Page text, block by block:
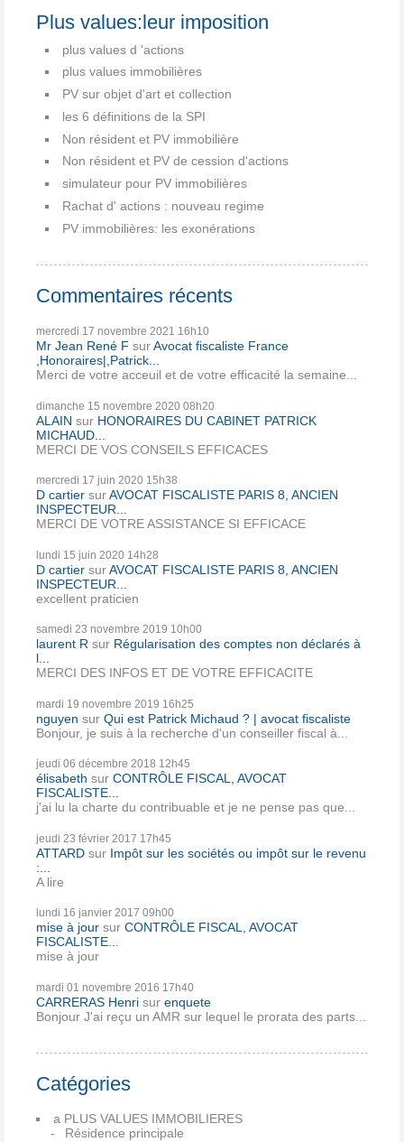
Plus values:leur imposition
plus values d 'actions
plus values immobilières
PV sur objet d'art et collection
les 6 définitions de la SPI
Non résident et PV immobilière
Non résident et PV de cession d'actions
simulateur pour PV immobilières
Rachat d' actions : nouveau regime
PV immobilières: les exonérations
Commentaires récents
mercredi 17 novembre 2021 16h10
Mr Jean René F surAvocat fiscaliste France
,Honoraires|,Patrick...
Merci de votre acceuil et de votre efficacité la semaine...
dimanche 15 novembre 2020 08h20
ALAIN sur HONORAIRES DU CABINET PATRICK
MICHAUD...
MERCI DE VOS CONSEILS EFFICACES
mercredi 17 juin 2020 15h38
D cartier surAVOCAT FISCALISTE PARIS 8, ANCIEN
INSPECTEUR...
MERCI DE VOTRE ASSISTANCE SI EFFICACE
lundi 15 juin 2020 14h28
D cartier surAVOCAT FISCALISTE PARIS 8, ANCIEN
INSPECTEUR...
excellent praticien
samedi 23 novembre 2019 10h00
laurent R sur Régularisation des comptes non déclarés à
l...
MERCI DES INFOS ET DE VOTRE EFFICACITE
mardi 19 novembre 2019 16h25
nguyen sur Qui est Patrick Michaud ? | avocat fiscaliste
Bonjour, je suis à la recherche d'un conseiller fiscal à...
jeudi 06 décembre 2018 12h45
élisabeth sur CONTRÔLE FISCAL, AVOCAT
FISCALISTE...
j'ai lu la charte du contribuable et je ne pense pas que...
jeudi 23 février 2017 17h45
ATTARD sur Impôt sur les sociétés ou impôt sur le revenu
:...
A lire
lundi 16 janvier 2017 09h00
mise à jour sur CONTRÔLE FISCAL, AVOCAT
FISCALISTE...
mise à jour
mardi 01 novembre 2016 17h40
CARRERAS Henri sur enquete
Bonjour J'ai reçu un AMR sur lequel le prorata des parts...
Catégories
a PLUS VALUES IMMOBILIERES
Résidence principale